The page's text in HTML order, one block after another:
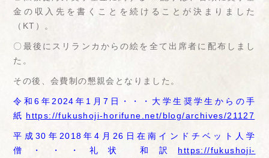
金の収入先を書くことを続けることが決まりました
（KT）。
〇最後にスリランカからの絵を全て出席者に配布しまし
た。
その後、会費制の懇親会となりました。
令和6年2024年1月7日・・・大学生奨学生からの手
紙 https://fukushoji-horifune.net/blog/archives/21127
平成30年2018年4月26日在南インドチベット人学
僧・・・礼状 和訳 https://fukushoji-